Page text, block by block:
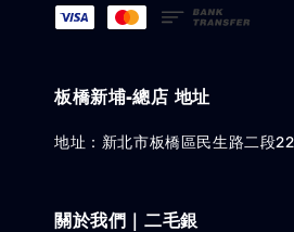
板橋新埔-總店 地址
地址：新北市板橋區民生路二段
關於我們｜二毛銀